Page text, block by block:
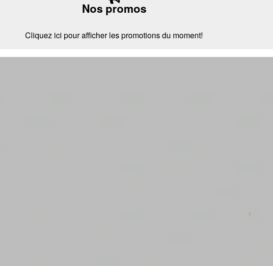
Nos promos
Cliquez ici pour afficher les promotions du moment!